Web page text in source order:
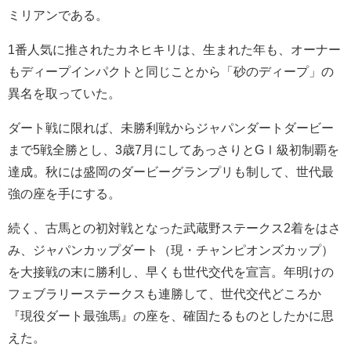
ミリアンである。
1番人気に推されたカネヒキリは、生まれた年も、オーナー
もディープインパクトと同じことから「砂のディープ」の
異名を取っていた。
ダート戦に限れば、未勝利戦からジャパンダートダービー
まで5戦全勝とし、3歳7月にしてあっさりとGⅠ級初制覇を
達成。秋には盛岡のダービーグランプリも制して、世代最
強の座を手にする。
続く、古馬との初対戦となった武蔵野ステークス2着をはさ
み、ジャパンカップダート（現・チャンピオンズカップ）
を大接戦の末に勝利し、早くも世代交代を宣言。年明けの
フェブラリーステークスも連勝して、世代交代どころか
『現役ダート最強馬』の座を、確固たるものとしたかに思
えた。